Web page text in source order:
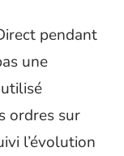
pendant
une
ordres sur
l’évolution